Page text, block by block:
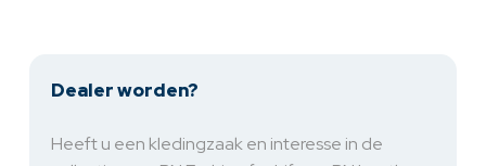
Dealer worden?
Heeft u een kledingzaak en interesse in de